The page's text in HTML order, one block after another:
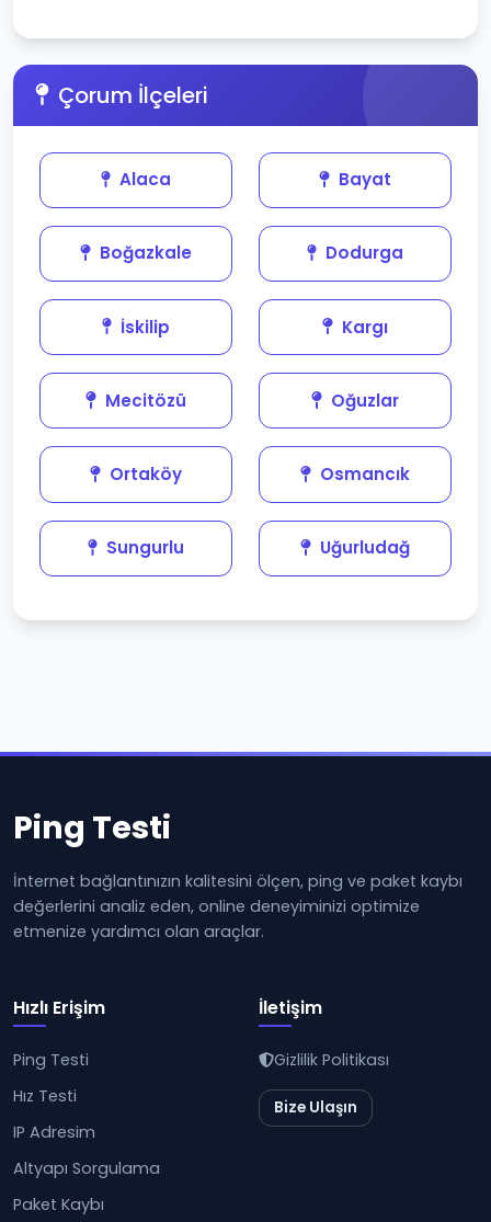
Çorum İlçeleri
Alaca Bayat
Boğazkale Dodurga
İskilip Kargı
Mecitözü Oğuzlar
Ortaköy Osmancık
Sungurlu Uğurludağ
Ping Testi
İnternet bağlantınızın kalitesini ölçen, ping ve paket kaybı
değerlerini analiz eden, online deneyiminizi optimize
etmenize yardımcı olan araçlar.
Hızlı Erişim
Ping Testi
Hız Testi
IP Adresim
Altyapı Sorgulama
Paket Kaybı
İletişim
Gizlilik Politikası
Bize Ulaşın